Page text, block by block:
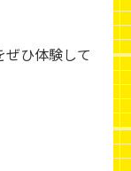
ひ体験して